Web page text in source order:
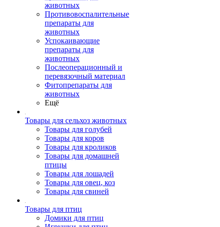
животных
Противовоспалительные
препараты для
животных
Успокаивающие
препараты для
животных
Послеоперационный и
перевязочный материал
Фитопрепараты для
животных
Ещё
Товары для сельхоз животных
Товары для голубей
Товары для коров
Товары для кроликов
Товары для домашней
птицы
Товары для лошадей
Товары для овец, коз
Товары для свиней
Товары для птиц
Домики для птиц